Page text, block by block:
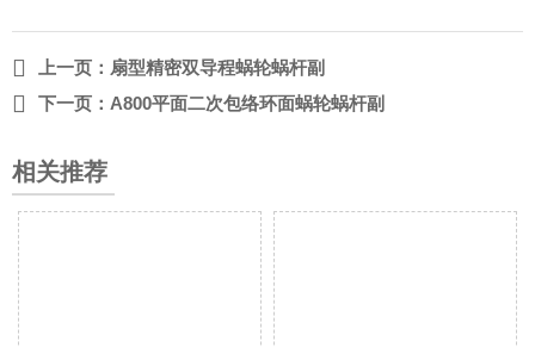
 上一页： 扇型精密双导程蜗轮蜗杆副
 下一页： A800平面二次包络环面蜗轮蜗杆副
相关推荐